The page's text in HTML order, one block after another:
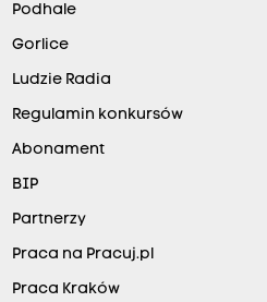
Podhale
Gorlice
Ludzie Radia
Regulamin konkursów
Abonament
BIP
Partnerzy
Praca na Pracuj.pl
Praca Kraków